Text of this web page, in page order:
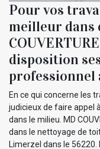
Pour vos
meilleur dans
disposition
professionnel
En ce qui concerne les
judicieux de faire appel
dans le milieu. MD
dans le nettoyage de
Limerzel dans le 56220.